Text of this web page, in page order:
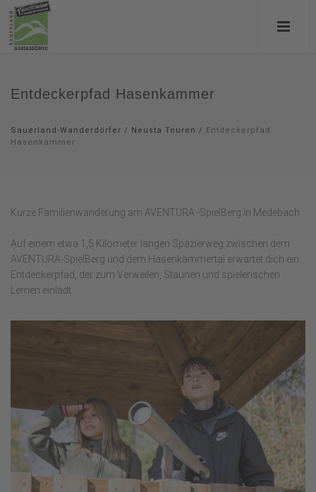
Entdeckerpfad Hasenkammer
Sauerland-Wanderdörfer / Neusta Touren / Entdeckerpfad
Hasenkammer
Kurze Familienwanderung am AVENTURA -SpielBerg in Medebach
Auf einem etwa 1,5 Kilometer langen Spazierweg zwischen dem
AVENTURA-SpielBerg und dem Hasenkammertal erwartet dich ein
Entdeckerpfad, der zum Verweilen, Staunen und spielerischen
Lernen einlädt.